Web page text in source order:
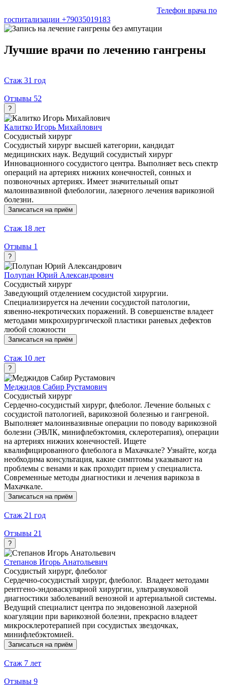
Телефон врача по
госпитализации +79035019183
Лучшие врачи по лечению гангрены
Стаж 31 год
Отзывы 52
?
Калитко Игорь Михайлович
Сосудистый хирург
Сосудистый хирург высшей категории, кандидат
медицинских наук. Ведущий сосудистый хирург
Инновационного сосудистого центра. Выполняет весь спектр
операций на артериях нижних конечностей, сонных и
позвоночных артериях. Имеет значительный опыт
малоинвазивной флебологии, лазерного лечения варикозной
болезни.
Записаться на приём
Стаж 18 лет
Отзывы 1
?
Полупан Юрий Александрович
Сосудистый хирург
Заведующий отделением сосудистой хирургии.
Специализируется на лечении сосудистой патологии,
язвенно-некротических поражений. В совершенстве владеет
методами микрохирургической пластики раневых дефектов
любой сложности
Записаться на приём
Стаж 10 лет
?
Меджидов Сабир Рустамович
Сосудистый хирург
Сердечно-сосудистый хирург, флеболог. Лечение больных с
сосудистой патологией, варикозной болезнью и гангреной.
Выполняет малоинвазивные операции по поводу варикозной
болезни (ЭВЛК, минифлебэктомия, склеротерапия), операции
на артериях нижних конечностей. Ищете
квалифицированного флеболога в Махачкале? Узнайте, когда
необходима консультация, какие симптомы указывают на
проблемы с венами и как проходит прием у специалиста.
Современные методы диагностики и лечения варикоза в
Махачкале.
Записаться на приём
Стаж 21 год
Отзывы 21
?
Степанов Игорь Анатольевич
Сосудистый хирург, флеболог
Сердечно-сосудистый хирург, флеболог. Владеет методами
рентгено-эндоваскулярной хирургии, ультразвуковой
диагностики заболеваний венозной и артериальной системы.
Ведущий специалист центра по эндовенозной лазерной
коагуляции при варикозной болезни, прекрасно владеет
микросклеротерапией при сосудистых звездочках,
минифлебэктомией.
Записаться на приём
Стаж 7 лет
Отзывы 9